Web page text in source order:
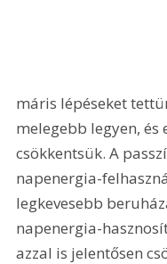
máris lépéseket
melegebb legyen, és
csökkentsük. A
napenergia-
legkevesebb
napenergia-
azzal is jelentősen